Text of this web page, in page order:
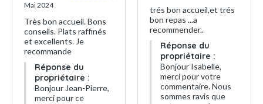
Mai 2024
Très bon accueil. Bons
conseils. Plats raffinés
et excellents. Je
recommande
Réponse du
propriétaire :
Bonjour Jean-Pierre,
merci pour ce
trés bon accueil,et trés
bon repas ...a
recommender..
Réponse du
propriétaire :
Bonjour Isabelle,
merci pour votre
commentaire. Nous
sommes ravis que